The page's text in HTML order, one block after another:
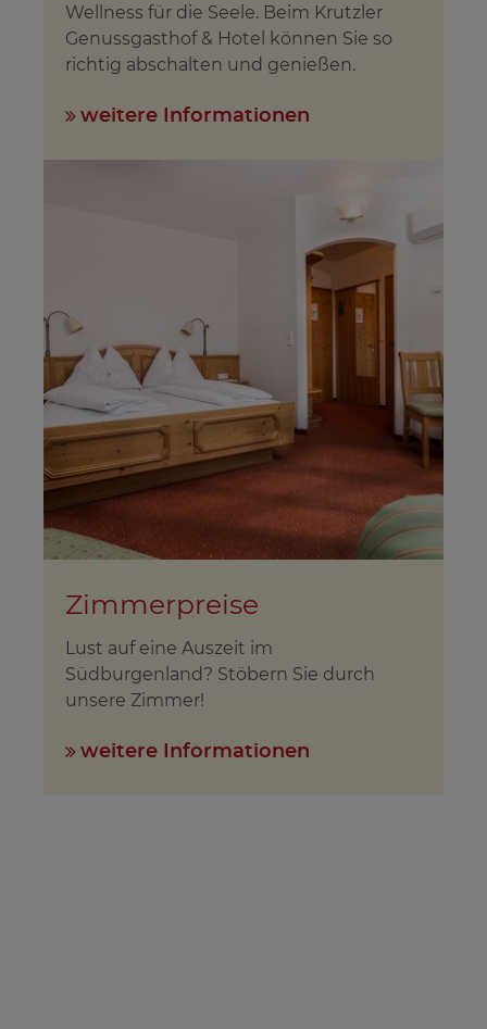
Wellness für die Seele. Beim Krutzler
Genussgasthof & Hotel können Sie so
richtig abschalten und genießen.
weitere Informationen
Zimmerpreise
Lust auf eine Auszeit im
Südburgenland? Stöbern Sie durch
unsere Zimmer!
weitere Informationen